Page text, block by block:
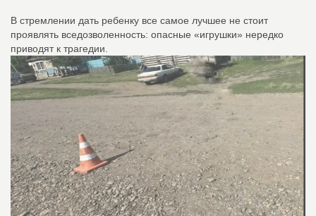
В стремлении дать ребенку все самое лучшее не стоит
проявлять вседозволенность: опасные «игрушки» нередко
приводят к трагедии.